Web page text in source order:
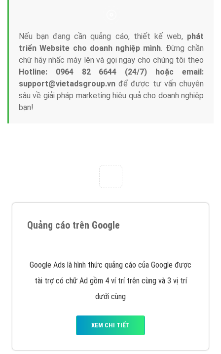
Nếu bạn đang cần quảng cáo, thiết kế web, phát
triển Website cho doanh nghiệp mình. Đừng chần
chừ hãy nhấc máy lên và gọi ngay cho chúng tôi theo
Hotline: 0964 82 6644 (24/7) hoặc email:
support@vietadsgroup.vn để được tư vấn chuyên
sâu về giải pháp marketing hiệu quả cho doanh nghiệp
bạn!
Quảng cáo trên Google
Google Ads là hình thức quảng cáo của Google được
tài trợ có chữ Ad gồm 4 ví trí trên cùng và 3 vị trí
dưới cùng
XEM CHI TIẾT